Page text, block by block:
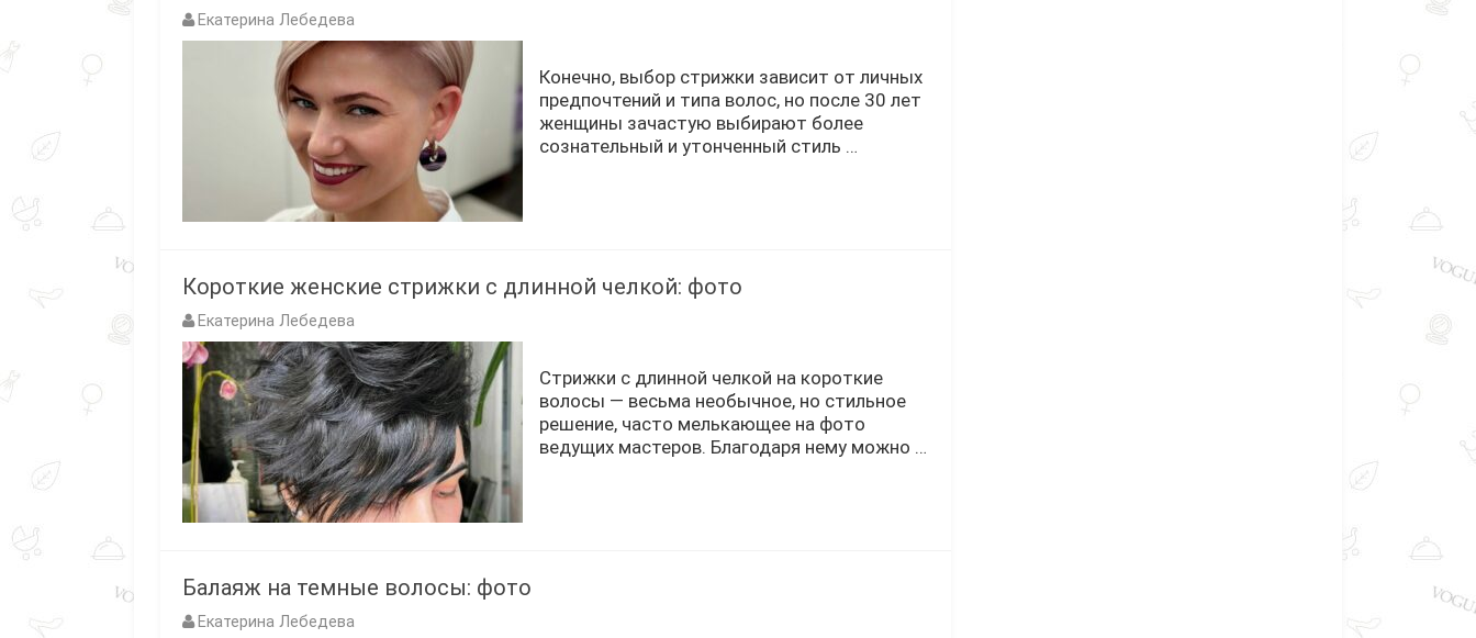
Екатерина Лебедева
Конечно, выбор стрижки зависит от личных
предпочтений и типа волос, но после 30 лет
женщины зачастую выбирают более
сознательный и утонченный стиль …
Короткие женские стрижки с длинной челкой: фото
Екатерина Лебедева
Стрижки с длинной челкой на короткие
волосы — весьма необычное, но стильное
решение, часто мелькающее на фото
ведущих мастеров. Благодаря нему можно …
Балаяж на темные волосы: фото
Екатерина Лебедева